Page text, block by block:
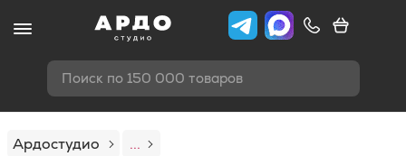
Поиск по 150 000 товаров
Ардостудио
...